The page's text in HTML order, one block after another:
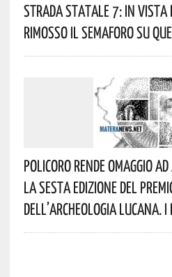
Strada Statale 7: In Vista
Rimosso Il Semaforo Su
Policoro Rende Omaggio
La Sesta Edizione Del
Dell’archeologia Lucana.